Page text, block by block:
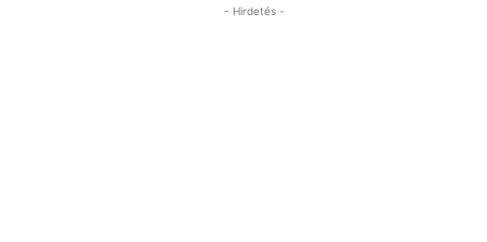
- Hirdetés -